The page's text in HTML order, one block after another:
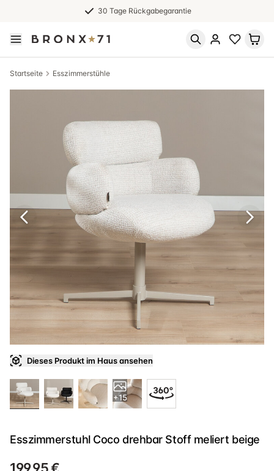
30 Tage Rückgabegarantie
Startseite Esszimmerstühle
Dieses Produkt im Haus ansehen
+15
Esszimmerstuhl Coco drehbar Stoff meliert beige